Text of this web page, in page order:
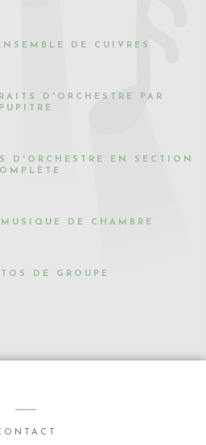
DE CUIVRES
D'ORCHESTRE PAR
PUPITRE
D'ORCHESTRE EN SECTION
DE CHAMBRE
DE GROUPE